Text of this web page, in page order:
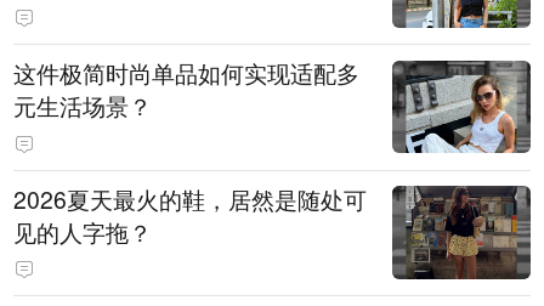
这件极简时尚单品如何实现适配多
元生活场景？
2026夏天最火的鞋，居然是随处可
见的人字拖？